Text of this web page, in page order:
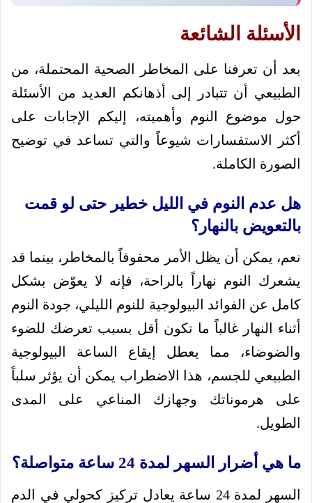
الأسئلة الشائعة
بعد أن تعرفنا على المخاطر الصحية المحتملة، من
الطبيعي أن تتبادر إلى أذهانكم العديد من الأسئلة
حول موضوع النوم وأهميته، إليكم الإجابات على
أكثر الاستفسارات شيوعاً والتي تساعد في توضيح
الصورة الكاملة.
هل عدم النوم في الليل خطير حتى لو قمت
بالتعويض بالنهار؟
نعم، يمكن أن يظل الأمر محفوفاً بالمخاطر، بينما قد
يشعرك النوم نهاراً بالراحة، فإنه لا يعوّض بشكل
كامل عن الفوائد البيولوجية للنوم الليلي، جودة النوم
أثناء النهار غالباً ما تكون أقل بسبب تعرضك للضوء
والضوضاء، مما يعطل إيقاع الساعة البيولوجية
الطبيعي للجسم، هذا الاضطراب يمكن أن يؤثر سلباً
على هرموناتك وجهازك المناعي على المدى
الطويل.
ما هي أضرار السهر لمدة 24 ساعة متواصلة؟
السهر لمدة 24 ساعة يعادل تركيز كحولي في الدم